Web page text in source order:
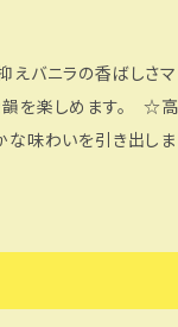
韻を楽しめます。 ☆
味わいを引き出しま